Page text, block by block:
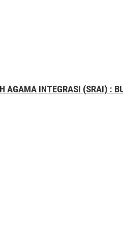
AGAMA INTEGRASI (SRAI) :